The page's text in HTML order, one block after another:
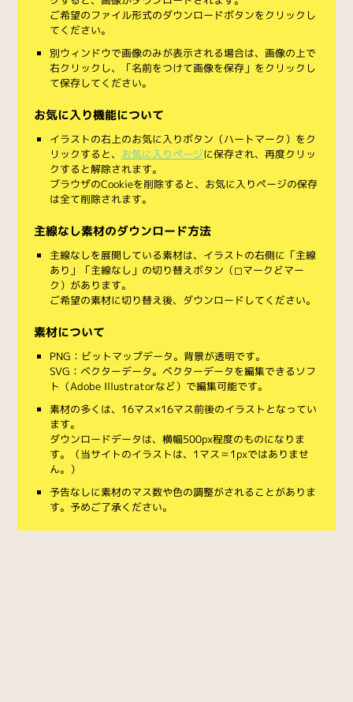
ご希望のファイル形式のダウンロードボタンをクリックし
てください。
別ウィンドウで画像のみが表示される場合は、画像の上で
右クリックし、「名前をつけて画像を保存」をクリックし
て保存してください。
お気に入り機能について
イラストの右上のお気に入りボタン（ハートマーク）をク
リックすると、 お気に入りページに保存され、再度クリッ
クすると解除されます。
ブラウザのCookieを削除すると、お気に入りページの保存
は全て削除されます。
主線なし素材のダウンロード方法
主線なしを展開している素材は、イラストの右側に「主線
あり」「主線なし」の切り替えボタン（◻︎マークと◼︎マー
ク）があります。
ご希望の素材に切り替え後、ダウンロードしてください。
素材について
PNG：ビットマップデータ。背景が透明です。
SVG：ベクターデータ。ベクターデータを編集できるソフ
ト（Adobe Illustratorなど）で編集可能です。
素材の多くは、16マス×16マス前後のイラストとなってい
ます。
ダウンロードデータは、横幅500px程度のものになりま
す。（当サイトのイラストは、1マス＝1pxではありませ
ん。）
予告なしに素材のマス数や色の調整がされることがありま
す。予めご了承ください。